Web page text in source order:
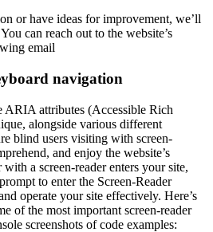
or have ideas for improvement, we’ll
can reach out to the website’s
email
navigation
ARIA attributes (Accessible Rich
alongside various different
blind users visiting with screen-
and enjoy the website’s
a screen-reader enters your site,
to enter the Screen-Reader
operate your site effectively. Here’s
of the most important screen-reader
screenshots of code examples: